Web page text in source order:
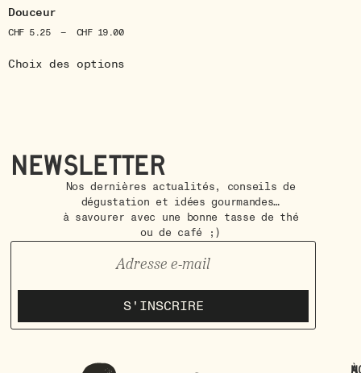
Douceur
CHF5.25 – CHF19.00
Choix des options
Newsletter
Nos dernières actualités, conseils de
dégustation et idées gourmandes…
à savourer avec une bonne tasse de thé
ou de café ;)
S'INSCRIRE
À